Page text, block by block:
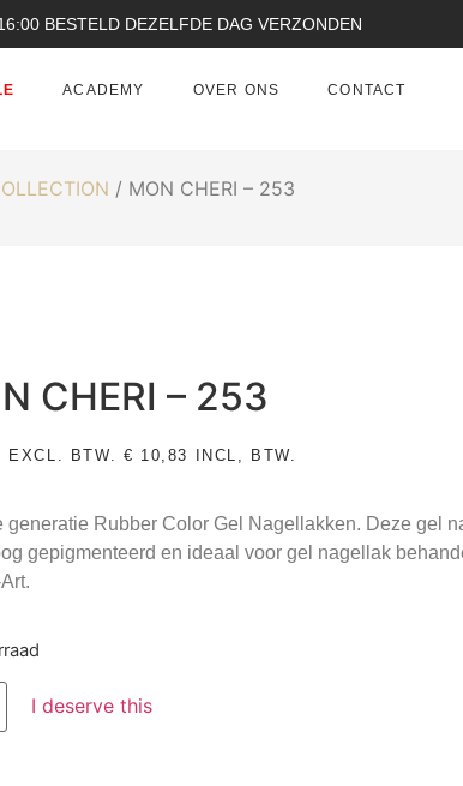
BESTELD DEZELFDE DAG VERZONDEN
ACADEMY OVER ONS CONTACT
/ MON CHERI – 253
CHERI – 253
EXCL. BTW. € 10,83 INCL, BTW.
generatie Rubber Color Gel Nagellakken. Deze gel
gepigmenteerd en ideaal voor gel nagellak
I deserve this